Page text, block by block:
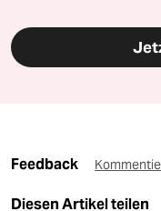
Feedback
Diesen Artikel teilen